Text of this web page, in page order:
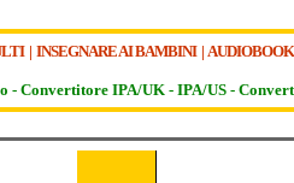
| INSEGNARE AI BAMBINI|
- Convertitore IPA/UK - IPA/US -